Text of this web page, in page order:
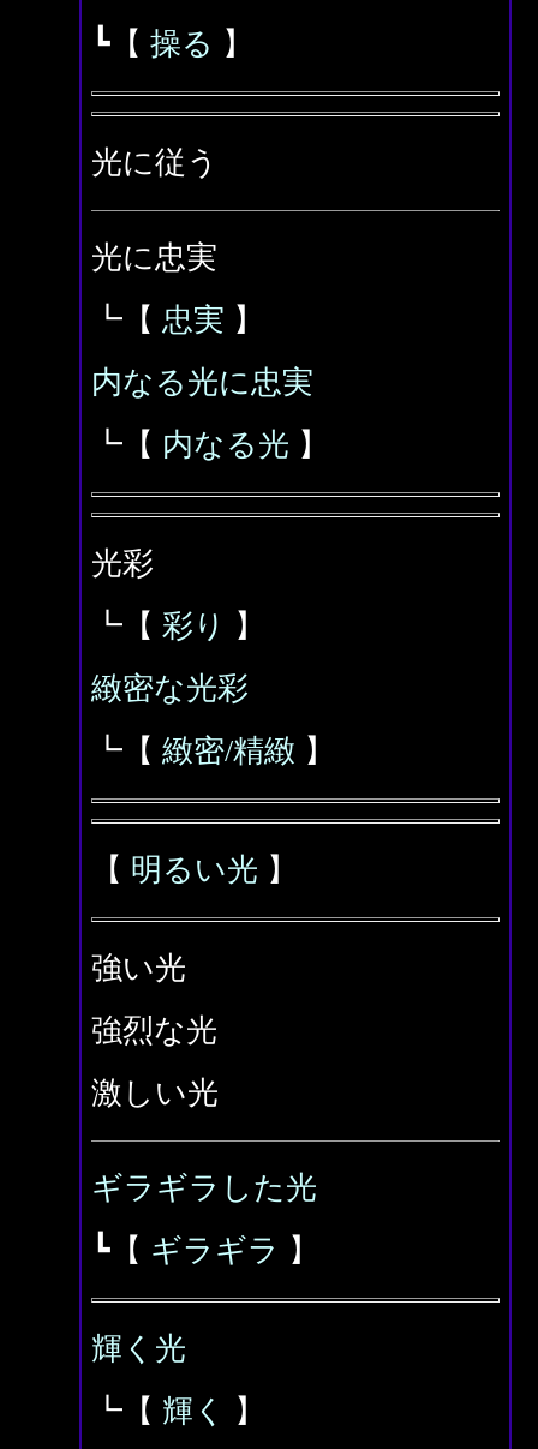
┗【 操る 】
光に従う
光に忠実
┗【 忠実 】
内なる光に忠実
┗【 内なる光 】
光彩
┗【 彩り
】
緻密な光彩
┗【 緻密/精緻 】
【 明るい光 】
強い光
強烈な光
激しい光
ギラギラした光
┗【 ギラギラ 】
輝く光
┗【 輝く 】